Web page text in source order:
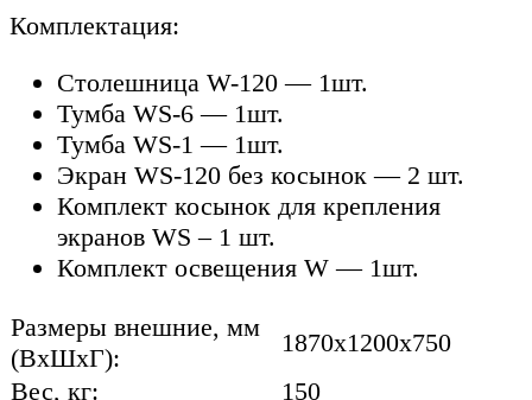
Комплектация:
Столешница W-120 — 1шт.
Тумба WS-6 — 1шт.
Тумба WS-1 — 1шт.
Экран WS-120 без косынок — 2 шт.
Комплект косынок для крепления
экранов WS – 1 шт.
Комплект освещения W — 1шт.
Размеры внешние, мм
(ВхШхГ):
1870x1200x750
Вес, кг:
150